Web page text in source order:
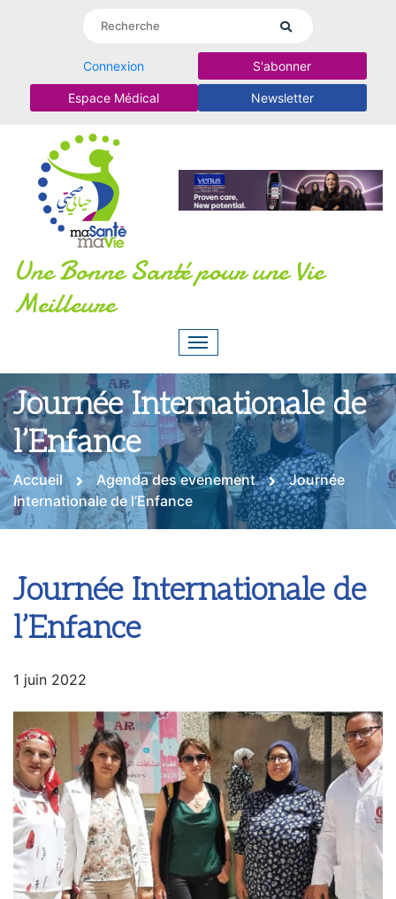
Connexion S'abonner
Espace Médical Newsletter
Une Bonne Santé pour une Vie
Meilleure
Journée Internationale de
l’Enfance
Accueil Agenda des evenement
Journée
Internationale de l’Enfance
Journée Internationale de
l’Enfance
1 juin 2022